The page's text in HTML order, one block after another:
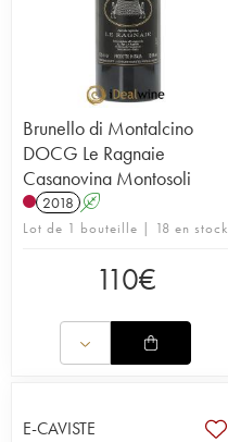
Brunello di Montalcino
DOCG Le Ragnaie
Casanovina Montosoli
2018 A
Lot de 1 bouteille | 18 en stock
110€
E-CAVISTE